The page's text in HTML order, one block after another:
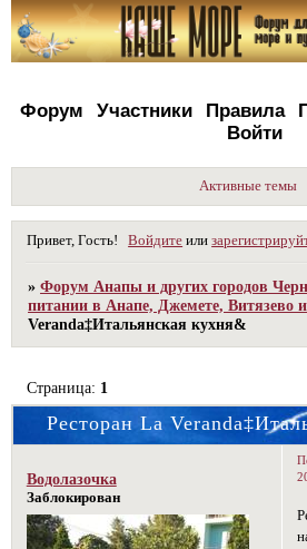
Форум Участники Правила
Войти
Активные темы
Привет, Гость! Войдите или
»Форум Анапы и других городов
питании в Анапе, Джемете, Витязево
Veranda‡Итальянская кухня&
Ресторан La
Страница: 1
Водолазочка
Заблокирован